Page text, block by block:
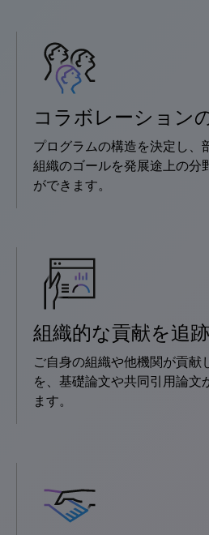
コラボレーション
プログラムの構造を決定し、
組織のゴールを発展途上の分
ができます。
組織的な貢献を追
ご自身の組織や他機関が貢献
を、基礎論文や共同引用論文
ます。